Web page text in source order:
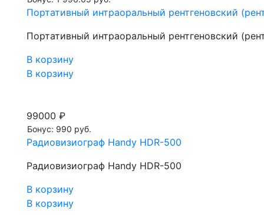
Портативный интраоральный рентгеновский
Портативный интраоральный рентгеновский
В корзину
В корзину
99000 ₽
Бонус: 990 руб.
Радиовизиограф Handy HDR-500
Радиовизиограф Handy HDR-500
В корзину
В корзину